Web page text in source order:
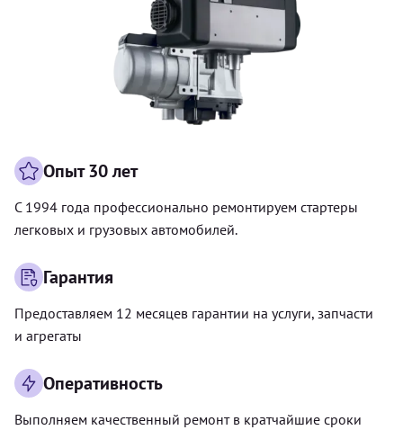
Опыт 30 лет
С 1994 года профессионально ремонтируем стартеры
легковых и грузовых автомобилей.
Гарантия
Предоставляем 12 месяцев гарантии на услуги, запчасти
и агрегаты
Оперативность
Выполняем качественный ремонт в кратчайшие сроки